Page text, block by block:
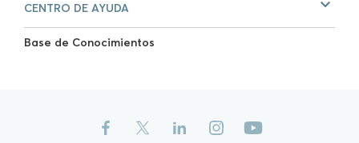
CENTRO DE AYUDA
Base de Conocimientos